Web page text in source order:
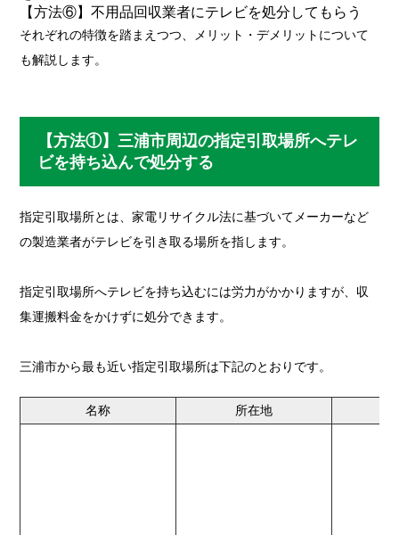
【方法⑥】不用品回収業者にテレビを処分してもらう
それぞれの特徴を踏まえつつ、メリット・デメリットについて
も解説します。
【方法①】三浦市周辺の指定引取場所へテレ
ビを持ち込んで処分する
指定引取場所とは、家電リサイクル法に基づいてメーカーなど
の製造業者がテレビを引き取る場所を指します。
指定引取場所へテレビを持ち込むには労力がかかりますが、収
集運搬料金をかけずに処分できます。
三浦市から最も近い指定引取場所は下記のとおりです。
名称 所在地